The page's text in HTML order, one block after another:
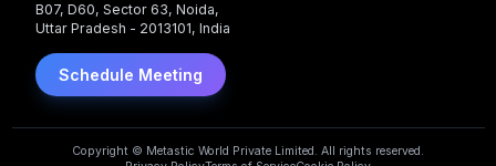
B07, D60, Sector 63, Noida,
Uttar Pradesh - 2013101, India
Schedule Meeting
Copyright © Metastic World Private Limited. All rights reserved.